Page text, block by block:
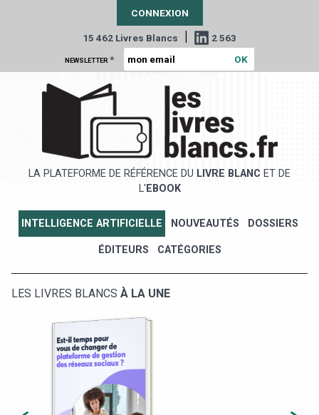
CONNEXION
15 462 Livres Blancs | 2 563
NEWSLETTER *
LA PLATEFORME DE RÉFÉRENCE DU LIVRE BLANC ET DE
L' EBOOK
INTELLIGENCE ARTIFICIELLE NOUVEAUTÉS DOSSIERS
ÉDITEURS CATÉGORIES
LES LIVRES BLANCS À LA UNE